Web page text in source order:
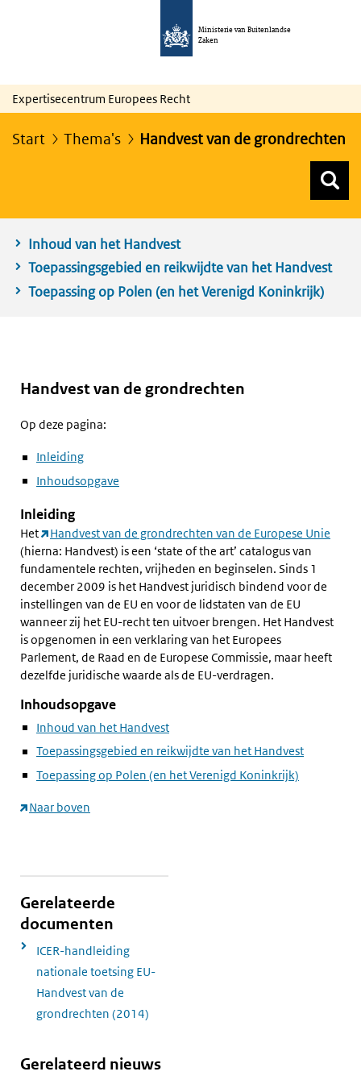
Ministerie van Buitenlandse
Zaken
Expertisecentrum Europees Recht
Start Thema's Handvest van de grondrechten
Inhoud van het Handvest
Toepassingsgebied en reikwijdte van het Handvest
Toepassing op Polen (en het Verenigd Koninkrijk)
Handvest van de grondrechten
Op deze pagina:
Inleiding
Inhoudsopgave
Inleiding
Het
Handvest van de grondrechten van de Europese Unie
(hierna: Handvest) is een ‘state of the art’ catalogus van
fundamentele rechten, vrijheden en beginselen. Sinds 1
december 2009 is het Handvest juridisch bindend voor de
instellingen van de EU en voor de lidstaten van de EU
wanneer zij het EU-recht ten uitvoer brengen. Het Handvest
is opgenomen in een verklaring van het Europees
Parlement, de Raad en de Europese Commissie, maar heeft
dezelfde juridische waarde als de EU-verdragen.
Inhoudsopgave
Inhoud van het Handvest
Toepassingsgebied en reikwijdte van het Handvest
Toepassing op Polen (en het Verenigd Koninkrijk)
Naar boven
Gerelateerde
documenten
ICER-handleiding
nationale toetsing EU-
Handvest van de
grondrechten (2014)
Gerelateerd nieuws